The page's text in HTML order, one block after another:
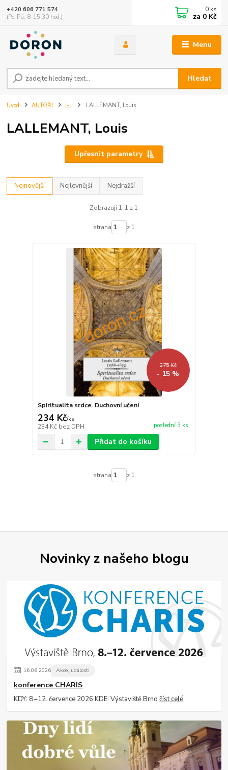
Menu
Hledat
+420 606 771 574
(Po-Pá, 8-15:30 hod.)
0 ks
za 0 Kč
Úvod AUTOŘI I-L LALLEMANT, Louis
LALLEMANT, Louis
Upřesnit parametry
Nejnovější Nejlevnější Nejdražší
Zobrazuji 1-1 z 1
strana z 1
275 Kč
- 15 %
Spiritualita srdce. Duchovní učení
234 Kč/ks
234 Kč bez DPH poslední 3 ks
Přidat do košíku
strana z 1
Novinky z našeho blogu
16.06.2026 Akce, události
konference CHARIS
KDY: 8.–12. července 2026 KDE: Výstaviště Brnočíst celé